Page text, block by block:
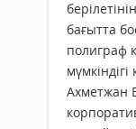
бағытта
полиграф
Ахметжан